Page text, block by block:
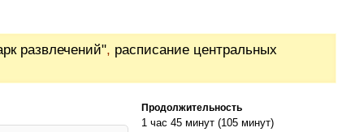
развлечений", расписание центральных
Продолжительность
1 час 45 минут (105 минут)